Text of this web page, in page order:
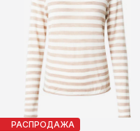
РАСПРОДАЖА